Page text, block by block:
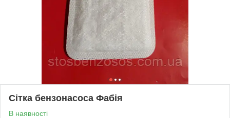
Сітка бензонасоса Фабія
В наявності